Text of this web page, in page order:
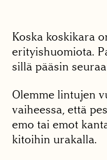
Koska koskikara
erityishuomiota.
sillä pääsin
Olemme lintujen
vaiheessa, että
emo tai emot
kitoihin urakalla.